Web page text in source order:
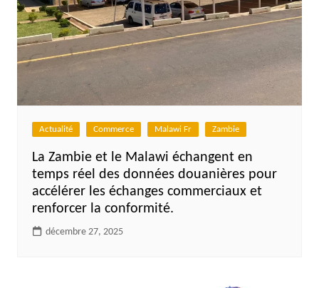
Actualité Commerce Malawi Fr Zambie
La Zambie et le Malawi échangent en
temps réel des données douanières pour
accélérer les échanges commerciaux et
renforcer la conformité.
décembre 27, 2025